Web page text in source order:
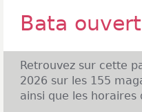
Bata
Retrouvez sur cette
2026 sur les 155
ainsi que les